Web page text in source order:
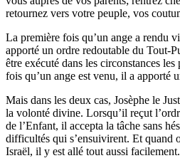
retournez vers votre peuple, vos
La première fois qu’un ange a rendu
apporté un ordre redoutable du Tout-
être exécuté dans les circonstances
fois qu’un ange est venu, il a apporté
Mais dans les deux cas, Josèphe le
la volonté divine. Lorsqu’il reçut
de l’Enfant, il accepta la tâche sans
difficultés qui s’ensuivirent. Et quand
Israël, il y est allé tout aussi facilement.